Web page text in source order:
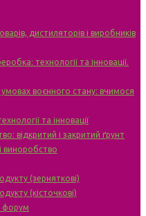
дистиляторів і виробників
технології та інновації.
умовах воєнного стану: вчимося
та інновації
відкритий і закритий ґрунт
виноробство
(зерняткові)
(кісточкові)
форум